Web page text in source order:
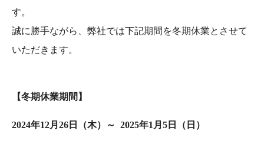
す。
誠に勝手ながら、弊社では下記期間を冬期休業とさせて
いただきます。
【冬期休業期間】
2024年12月26日（木）～ 2025年1月5日（日）